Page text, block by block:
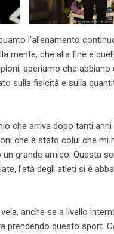
l’allenamento
mente, che alla fine è
speriamo che abbiano
sulla fisicità e sulla
che arriva dopo tanti anni
che è stato colui che mi
grande amico. Questa
l’età degli atleti si è
anche se a livello
prendendo questo sport.